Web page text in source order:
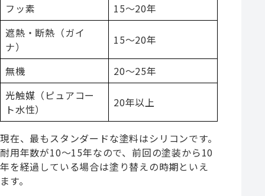
フッ素
15～20年
遮熱・断熱（ガイ
ナ）
15～20年
無機
20～25年
光触媒（ピュアコー
ト水性）
20年以上
現在、最もスタンダードな塗料はシリコンです。
耐用年数が10～15年なので、前回の塗装から10
年を経過している場合は塗り替えの時期といえ
ます。